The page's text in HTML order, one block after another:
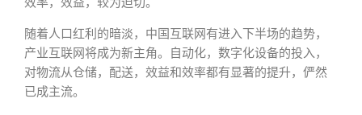
随着人口红利的暗淡，中国互联网有进入下半场的趋势，
产业互联网将成为新主角。自动化，数字化设备的投入，
对物流从仓储，配送，效益和效率都有显著的提升，俨然
已成主流。